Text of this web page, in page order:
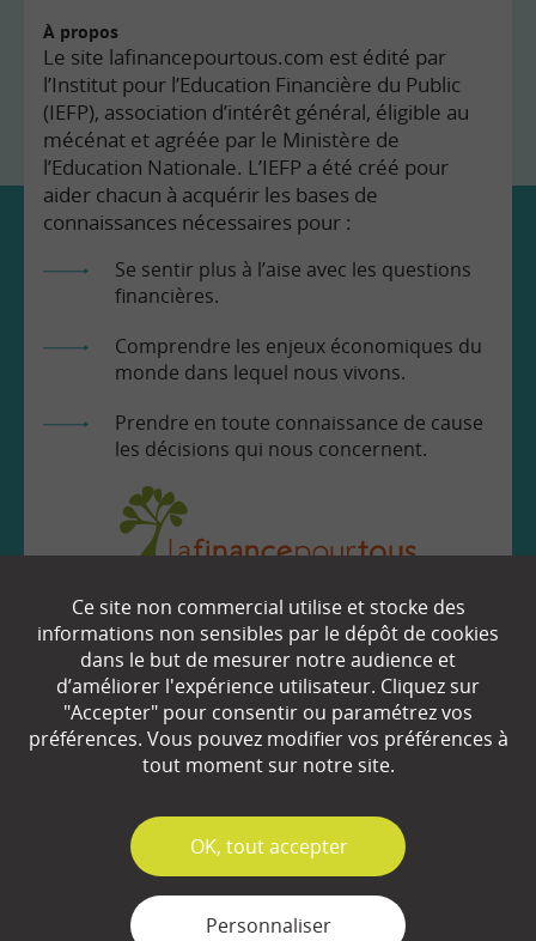
À propos
Le site lafinancepourtous.com est édité par
l’Institut pour l’Education Financière du Public
(IEFP), association d’intérêt général, éligible au
mécénat et agréée par le Ministère de
l’Education Nationale. L’IEFP a été créé pour
aider chacun à acquérir les bases de
connaissances nécessaires pour :
Se sentir plus à l’aise avec les questions
financières.
Comprendre les enjeux économiques du
monde dans lequel nous vivons.
Prendre en toute connaissance de cause
les décisions qui nous concernent.
EN SAVOIR
Qui sommes-nous ?
Partenaires
Plan du site
Ce site non commercial utilise et stocke des
informations non sensibles par le dépôt de cookies
dans le but de mesurer notre audience et
d’améliorer l'expérience utilisateur. Cliquez sur
"Accepter" pour consentir ou paramétrez vos
préférences. Vous pouvez modifier vos préférences à
tout moment sur notre site.
✓
OK, tout accepter
Personnaliser